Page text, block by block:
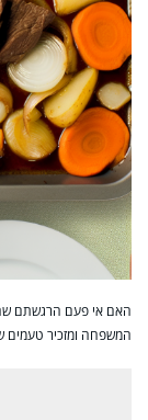
האם אי פעם הרגשתם
המשפחה ומזכיר טעמים